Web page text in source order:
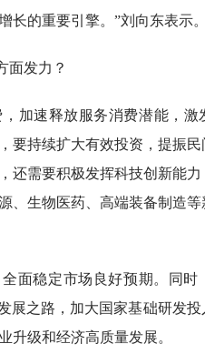
的重要引擎。”刘向东表示。
面发力？
加速释放服务消费潜能，激
要持续扩大有效投资，提振
还需要积极发挥科技创新能
、生物医药、高端装备制造
面稳定市场良好预期。同时
展之路，加大国家基础研发投
升级和经济高质量发展。